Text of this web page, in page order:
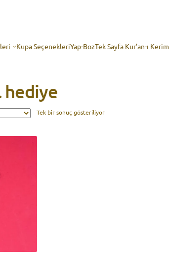
Kupa SeçenekleriYap-BozTek Sayfa Kur’an-ı Kerim
hediye
Tek bir sonuç gösteriliyor